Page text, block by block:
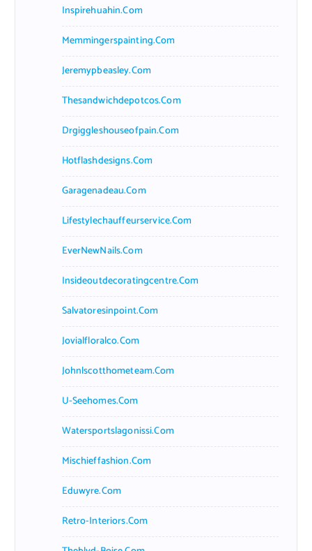
Inspirehuahin.com
Memmingerspainting.com
Jeremypbeasley.com
Thesandwichdepotcos.com
Drgiggleshouseofpain.com
Hotflashdesigns.com
Garagenadeau.com
Lifestylechauffeurservice.com
EverNewNails.com
Insideoutdecoratingcentre.com
Salvatoresinpoint.com
Jovialfloralco.com
Johnlscotthometeam.com
U-Seehomes.com
Watersportslagonissi.com
Mischieffashion.com
Eduwyre.com
Retro-Interiors.com